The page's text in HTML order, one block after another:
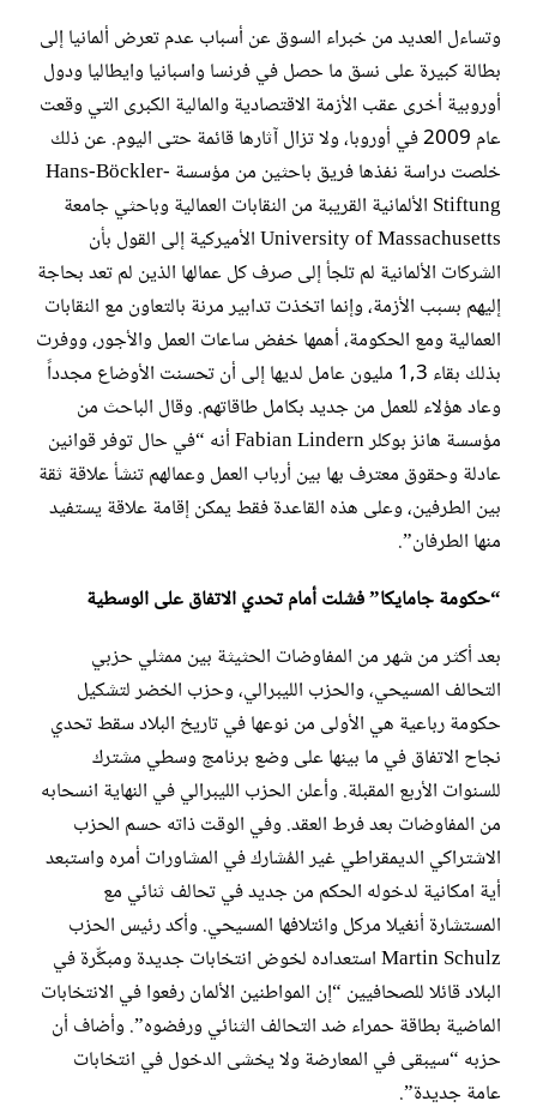
وتساءل العديد من خبراء السوق عن أسباب عدم تعرض ألمانيا إلى
بطالة كبيرة على نسق ما حصل في فرنسا واسبانيا وايطاليا ودول
أوروبية أخرى عقب الأزمة الاقتصادية والمالية الكبرى التي وقعت
عام 2009 في أوروبا، ولا تزال آثارها قائمة حتى اليوم. عن ذلك
خلصت دراسة نفذها فريق باحثين من مؤسسة Hans-Böckler-
Stiftung الألمانية القريبة من النقابات العمالية وباحثي جامعة
University of Massachusetts الأميركية إلى القول بأن
الشركات الألمانية لم تلجأ إلى صرف كل عمالها الذين لم تعد بحاجة
إليهم بسبب الأزمة، وإنما اتخذت تدابير مرنة بالتعاون مع النقابات
العمالية ومع الحكومة، أهمها خفض ساعات العمل والأجور، ووفرت
بذلك بقاء 1,3 مليون عامل لديها إلى أن تحسنت الأوضاع مجدداً
وعاد هؤلاء للعمل من جديد بكامل طاقاتهم. وقال الباحث من
مؤسسة هانز بوكلر Fabian Lindern أنه “في حال توفر قوانين
عادلة وحقوق معترف بها بين أرباب العمل وعمالهم تنشأ علاقة ثقة
بين الطرفين، وعلى هذه القاعدة فقط يمكن إقامة علاقة يستفيد
منها الطرفان”.
“حكومة جامايكا” فشلت أمام تحدي الاتفاق على الوسطية
بعد أكثر من شهر من المفاوضات الحثيثة بين ممثلي حزبي
التحالف المسيحي، والحزب الليبرالي، وحزب الخضر لتشكيل
حكومة رباعية هي الأولى من نوعها في تاريخ البلاد سقط تحدي
نجاح الاتفاق في ما بينها على وضع برنامج وسطي مشترك
للسنوات الأربع المقبلة. وأعلن الحزب الليبرالي في النهاية انسحابه
من المفاوضات بعد فرط العقد. وفي الوقت ذاته حسم الحزب
الاشتراكي الديمقراطي غير المُشارك في المشاورات أمره واستبعد
أية امكانية لدخوله الحكم من جديد في تحالف ثنائي مع
المستشارة أنغيلا مركل وائتلافها المسيحي. وأكد رئيس الحزب
Martin Schulz استعداده لخوض انتخابات جديدة ومبكِّرة في
البلاد قائلا للصحافيين “إن المواطنين الألمان رفعوا في الانتخابات
الماضية بطاقة حمراء ضد التحالف الثنائي ورفضوه”. وأضاف أن
حزبه “سيبقى في المعارضة ولا يخشى الدخول في انتخابات
عامة جديدة”.